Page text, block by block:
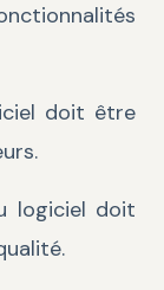
doit être
logiciel doit